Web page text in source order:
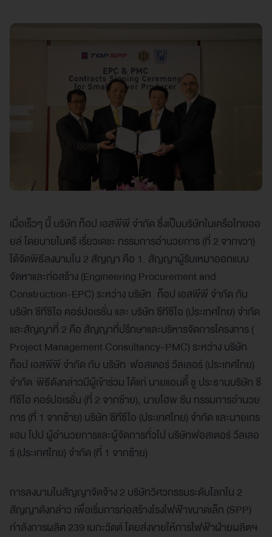
เมื่อเร็วๆ นี้ บริษัท ท็อป เอสพีพี จำกัด ซึ่งเป็นบริษัทในเครือไทยออ
ยล์ โดยนายไมตรี เรี่ยวเดชะ กรรมการอำนวยการ (ที่ 2 จากขวา)
ได้จัดพิธีลงนามใน 2 สัญญา คือ 1. สัญญาผู้รับเหมาออกแบบ
จัดหาและก่อสร้าง (Engineering Procurement and
Construction-EPC) ระหว่าง บริษัท ท็อป เอสพีพี จำกัด กับ
บริษัท ซีทีซีไอ คอร์ปอเรชั่น และ บริษัท ซีทีซีไอ (ประเทศไทย) จำกัด
และสัญญาที่ 2 คือ สัญญาที่ปรึกษาและบริหารจัดการโครงการ (
Project Management Consultancy-PMC) ระหว่าง บริษัท
ท็อป เอสพีพี จำกัด กับ บริษัท ฟอสเตอร์ วีลเลอร์ (ประเทศไทย)
จำกัด พิธีดังกล่าวมีผู้เข้าร่วม ได้แก่ นายแอนดี้ ชู ประธานบริษัท ซี
ทีซีไอ คอร์ปอเรชั่น (ที่ 2 จากซ้าย), นายโฮพ ซัน กรรมการอำนวย
การ (ที่ 1 จากซ้าย) บริษัท ซีทีซีไอ (ประเทศไทย) จำกัด และนายเกร
แฮม โปป ผู้อำนวยการและผู้จัดการทั่วไป บริษัทฟอสเตอร์ วีลเลอ
ร์ (ประเทศไทย) จำกัด (ที่ 1 จากซ้าย)
การลงนามในสัญญาจัดจ้าง 2 บริษัทวิศวกรรมระดับโลกใน 2
สัญญาดังกล่าว เพื่อเริ่มการก่อสร้างโรงไฟฟ้าขนาดเล็ก (SPP)
กำลังการผลิต 239 เมกะวัตต์ โดยส่งขายให้การไฟฟ้าฝ่ายผลิตฯ